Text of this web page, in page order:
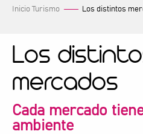
Inicio Turismo Los distintos
Los
mercados
Cada mercado
ambiente